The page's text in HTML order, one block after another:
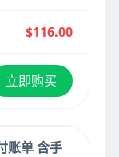
$116.00
立即购买
账单 含手